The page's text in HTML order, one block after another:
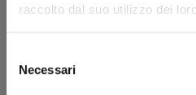
raccolto dal suo utilizzo dei
delNecessari
A COUPLE OF